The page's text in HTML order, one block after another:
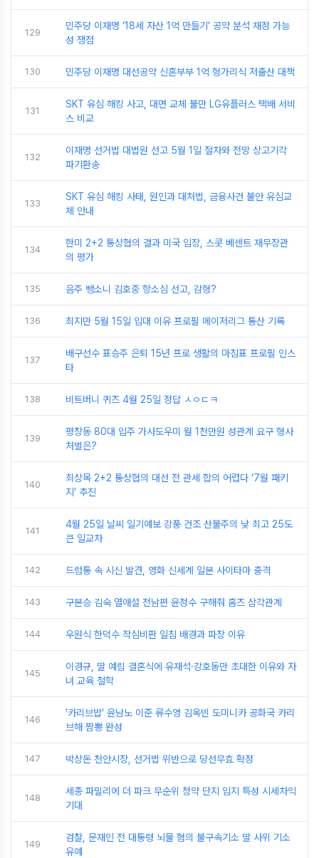
129
민주당 이재명 ‘18세 자산 1억 만들기’ 공약 분석 재정 가능
성 쟁점
130 민주당 이재명 대선공약 신혼부부 1억 헝가리식 저출산 대책
131
SKT 유심 해킹 사고, 대면 교체 불만 LG유플러스 택배 서비
스 비교
132
이재명 선거법 대법원 선고 5월 1일 절차와 전망 상고기각
파기환송
133
SKT 유심 해킹 사태, 원인과 대처법, 금융사건 불안 유심교
체 안내
134
한미 2+2 통상협의 결과 미국 입장, 스콧 베센트 재무장관
의 평가
135 음주 뺑소니 김호중 항소심 선고, 감형?
136 최지만 5월 15일 입대 이유 프로필 메이저리그 통산 기록
137
배구선수 표승주 은퇴 15년 프로 생활의 마침표 프로필 인스
타
138 비트버니 퀴즈 4월 25일 정답 ㅅㅇㄷㅋ
139
평창동 80대 입주 가사도우미 월 1천만원 성관계 요구 형사
처벌은?
140
최상목 2+2 통상협의 대선 전 관세 합의 어렵다 ‘7월 패키
지’ 추진
141
4월 25일 날씨 일기예보 강풍 건조 산불주의 낮 최고 25도
큰 일교차
142 드럼통 속 시신 발견, 영화 신세계 일본 사이타마 충격
143 구본승 김숙 열애설 전남편 윤정수 구해줘 홈즈 삼각관계
144 우원식 한덕수 작심비판 일침 배경과 파장 이유
145
이경규, 딸 예림 결혼식에 유재석·강호동만 초대한 이유와 자
녀 교육 철학
146
'카리브밥' 윤남노 이준 류수영 김옥빈 도미니카 공화국 카리
브해 짬뽕 완성
147 박상돈 천안시장, 선거법 위반으로 당선무효 확정
148
세종 파밀리에 더 파크 무순위 청약 단지 입지 특성 시세차익
기대
149
검찰, 문재인 전 대통령 뇌물 혐의 불구속기소 딸 사위 기소
유예